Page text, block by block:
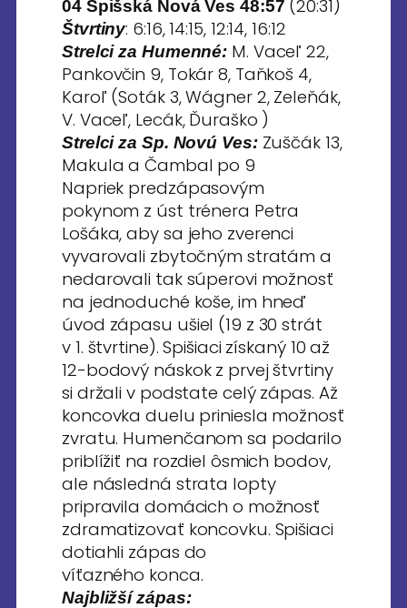
04 Spišská Nová Ves 48:57 (20:31)
Štvrtiny: 6:16, 14:15, 12:14, 16:12
Strelci za Humenné: M. Vaceľ 22,
Pankovčin 9, Tokár 8, Taňkoš 4,
Karoľ (Soták 3, Wágner 2, Zeleňák,
V. Vaceľ, Lecák, Ďuraško )
Strelci za Sp. Novú Ves:Zuščák 13,
Makula a Čambal po 9
Napriek predzápasovým
pokynom z úst trénera Petra
Lošáka, aby sa jeho zverenci
vyvarovali zbytočným stratám a
nedarovali tak súperovi možnosť
na jednoduché koše, im hneď
úvod zápasu ušiel (19 z 30 strát
v 1. štvrtine). Spišiaci získaný 10 až
12-bodový náskok z prvej štvrtiny
si držali v podstate celý zápas. Až
koncovka duelu priniesla možnosť
zvratu. Humenčanom sa podarilo
priblížiť na rozdiel ôsmich bodov,
ale následná strata lopty
pripravila domácich o možnosť
zdramatizovať koncovku. Spišiaci
dotiahli zápas do
víťazného konca.
Najbližší zápas: